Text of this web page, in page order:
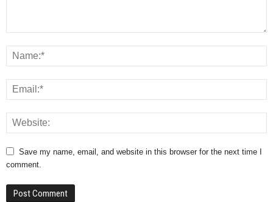
Save my name, email, and website in this browser for the next time I
comment.